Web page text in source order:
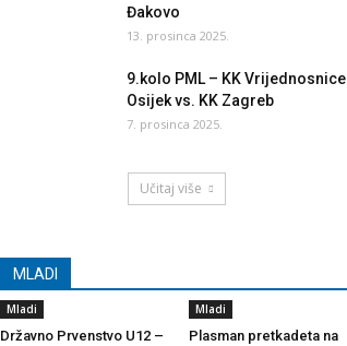
Đakovo
13. prosinca 2025.
9.kolo PML – KK Vrijednosnice
Osijek vs. KK Zagreb
7. prosinca 2025.
Učitaj više
MLADI
Mladi
Državno Prvenstvo U12 –
Mladi
Plasman pretkadeta na